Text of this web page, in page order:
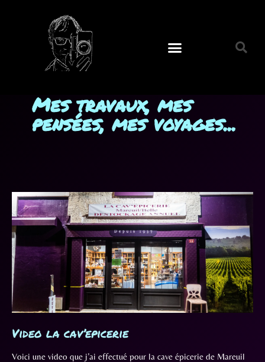
Mes travaux, mes
pensées, mes voyages...
Video la cav’epicerie
Voici une video que j’ai effectué pour la cave épicerie de Mareuil